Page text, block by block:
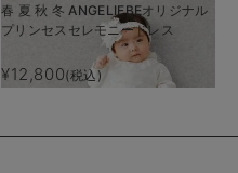
春 夏 秋 冬 ANGELIEBEオリジナル
プリンセスセレモニードレス
¥12,800(税込)